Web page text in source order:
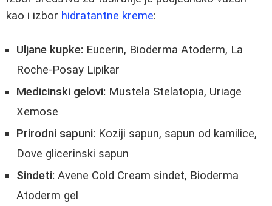
kao i izbor hidratantne kreme:
Uljane kupke: Eucerin, Bioderma Atoderm, La
Roche-Posay Lipikar
Medicinski gelovi: Mustela Stelatopia, Uriage
Xemose
Prirodni sapuni: Koziji sapun, sapun od kamilice,
Dove glicerinski sapun
Sindeti: Avene Cold Cream sindet, Bioderma
Atoderm gel